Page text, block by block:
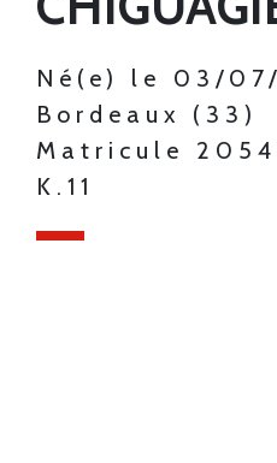
Né(e) le 03/07/
Bordeaux (33)
Matricule
K.11